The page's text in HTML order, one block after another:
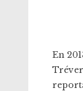
En